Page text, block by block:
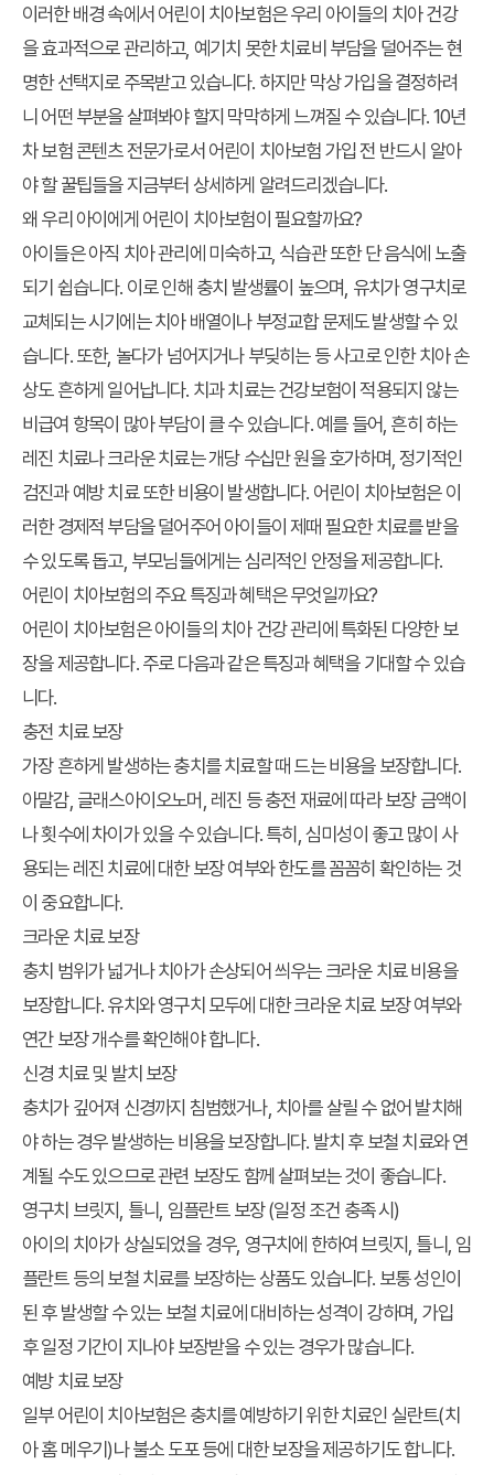
이러한 배경 속에서 어린이 치아보험은 우리 아이들의 치아 건강
을 효과적으로 관리하고, 예기치 못한 치료비 부담을 덜어주는 현
명한 선택지로 주목받고 있습니다. 하지만 막상 가입을 결정하려
니 어떤 부분을 살펴봐야 할지 막막하게 느껴질 수 있습니다. 10년
차 보험 콘텐츠 전문가로서 어린이 치아보험 가입 전 반드시 알아
야 할 꿀팁들을 지금부터 상세하게 알려드리겠습니다.
왜 우리 아이에게 어린이 치아보험이 필요할까요?
아이들은 아직 치아 관리에 미숙하고, 식습관 또한 단 음식에 노출
되기 쉽습니다. 이로 인해 충치 발생률이 높으며, 유치가 영구치로
교체되는 시기에는 치아 배열이나 부정교합 문제도 발생할 수 있
습니다. 또한, 놀다가 넘어지거나 부딪히는 등 사고로 인한 치아 손
상도 흔하게 일어납니다. 치과 치료는 건강보험이 적용되지 않는
비급여 항목이 많아 부담이 클 수 있습니다. 예를 들어, 흔히 하는
레진 치료나 크라운 치료는 개당 수십만 원을 호가하며, 정기적인
검진과 예방 치료 또한 비용이 발생합니다. 어린이 치아보험은 이
러한 경제적 부담을 덜어주어 아이들이 제때 필요한 치료를 받을
수 있도록 돕고, 부모님들에게는 심리적인 안정을 제공합니다.
어린이 치아보험의 주요 특징과 혜택은 무엇일까요?
어린이 치아보험은 아이들의 치아 건강 관리에 특화된 다양한 보
장을 제공합니다. 주로 다음과 같은 특징과 혜택을 기대할 수 있습
니다.
충전 치료 보장
가장 흔하게 발생하는 충치를 치료할 때 드는 비용을 보장합니다.
아말감, 글래스아이오노머, 레진 등 충전 재료에 따라 보장 금액이
나 횟수에 차이가 있을 수 있습니다. 특히, 심미성이 좋고 많이 사
용되는 레진 치료에 대한 보장 여부와 한도를 꼼꼼히 확인하는 것
이 중요합니다.
크라운 치료 보장
충치 범위가 넓거나 치아가 손상되어 씌우는 크라운 치료 비용을
보장합니다. 유치와 영구치 모두에 대한 크라운 치료 보장 여부와
연간 보장 개수를 확인해야 합니다.
신경 치료 및 발치 보장
충치가 깊어져 신경까지 침범했거나, 치아를 살릴 수 없어 발치해
야 하는 경우 발생하는 비용을 보장합니다. 발치 후 보철 치료와 연
계될 수도 있으므로 관련 보장도 함께 살펴보는 것이 좋습니다.
영구치 브릿지, 틀니, 임플란트 보장 (일정 조건 충족 시)
아이의 치아가 상실되었을 경우, 영구치에 한하여 브릿지, 틀니, 임
플란트 등의 보철 치료를 보장하는 상품도 있습니다. 보통 성인이
된 후 발생할 수 있는 보철 치료에 대비하는 성격이 강하며, 가입
후 일정 기간이 지나야 보장받을 수 있는 경우가 많습니다.
예방 치료 보장
일부 어린이 치아보험은 충치를 예방하기 위한 치료인 실란트(치
아 홈 메우기)나 불소 도포 등에 대한 보장을 제공하기도 합니다.